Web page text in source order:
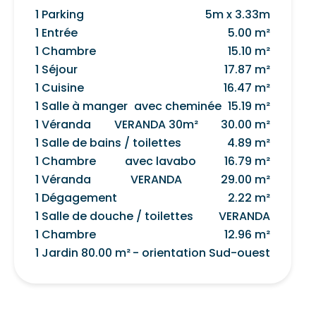
1 Parking
5m x 3.33m
1 Entrée
5.00 m²
1 Chambre
15.10 m²
1 Séjour
17.87 m²
1 Cuisine
16.47 m²
1 Salle à manger avec cheminée 15.19 m²
1 Véranda
VERANDA 30m²
30.00 m²
1 Salle de bains / toilettes
4.89 m²
1 Chambre
avec lavabo
16.79 m²
1 Véranda
VERANDA
29.00 m²
1 Dégagement
2.22 m²
1 Salle de douche / toilettes
VERANDA
1 Chambre
12.96 m²
1 Jardin 80.00 m²- orientation Sud-ouest